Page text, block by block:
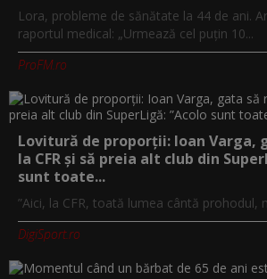
Lora, probleme de sănătate la 44 de ani.
raportul medical: „Urmează cel puțin 10...
ProFM.ro
Lovitură de proporții: Ioan Varga,
la CFR și să preia alt club din
sunt toate...
”Aici, la CFR, toată lumea cântă prohodul,
DigiSport.ro